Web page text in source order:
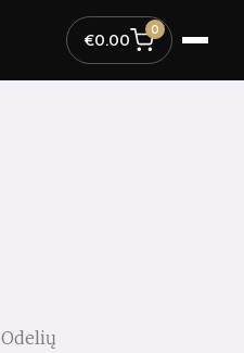
€0.00
0
Odelių